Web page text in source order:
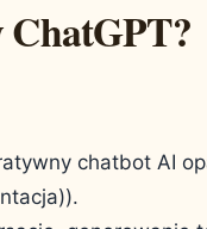
ChatGPT?
chatbot AI